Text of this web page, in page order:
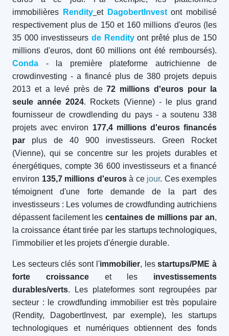
immobilières
Rendity et DagobertInvestont mobilisé
respectivement plus de 150 et 160 millions d'euros (les
35 000 investisseurs de Rendityont prêté plus de 150
millions d'euros, dont 60 millions ont été remboursés).
Conda - la première plateforme autrichienne de
crowdinvesting - a financé plus de 380 projets depuis
2013 et a levé près de72 millions d'euros pour la
seule année 2024. Rockets (Vienne) - le plus grand
fournisseur de crowdlending du pays - a soutenu 338
projets avec environ 177,4 millions d'euros financés
par plus de 40 900 investisseurs. Green Rocket
(Vienne), qui se concentre sur les projets durables et
énergétiques, compte 36 600 investisseurs et a financé
environ 135,7 millions d'eurosà ce jour. Ces exemples
témoignent d'une forte demande de la part des
investisseurs : Les volumes de crowdfunding autrichiens
dépassent facilement les centaines de millions par an,
la croissance étant tirée par les startups technologiques,
l'immobilier et les projets d'énergie durable.
Les secteurs clés sont l'immobilier, lesstartups/PME à
forte croissanceet les investissements
durables/verts. Les plateformes sont regroupées par
secteur : le crowdfunding immobilier est très populaire
(Rendity, DagobertInvest, par exemple), les startups
technologiques et numériques obtiennent des fonds